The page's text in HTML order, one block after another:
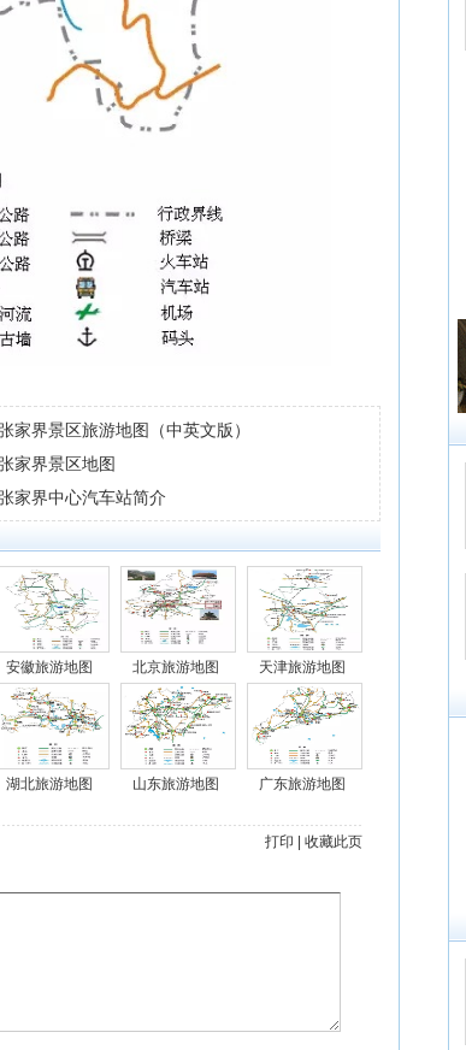
家界景区旅游地图（中英文版）
家界景区地图
家界中心汽车站简介
安徽旅游地图 北京旅游地图 天津旅游地图
湖北旅游地图 山东旅游地图 广东旅游地图
打印 收藏此页